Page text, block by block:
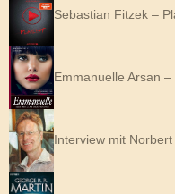
Sebastian Fitzek –
Emmanuelle Arsan
Interview mit